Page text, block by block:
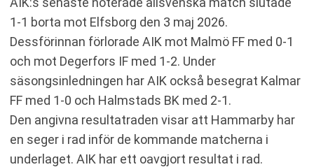
1-1 borta mot Elfsborg den 3 maj 2026.
Dessförinnan förlorade AIK mot Malmö FF med 0-1
och mot Degerfors IF med 1-2. Under
säsongsinledningen har AIK också besegrat Kalmar
FF med 1-0 och Halmstads BK med 2-1.
Den angivna resultatraden visar att Hammarby har
en seger i rad inför de kommande matcherna i
underlaget. AIK har ett oavgjort resultat i rad.